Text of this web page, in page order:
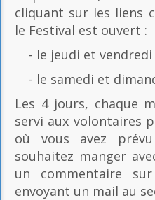
cliquant sur les liens
le Festival est ouvert :
- le jeudi et vendredi
- le samedi et
Les 4 jours, chaque
servi aux volontaires
où vous avez
souhaitez manger
un commentaire
envoyant un mail au